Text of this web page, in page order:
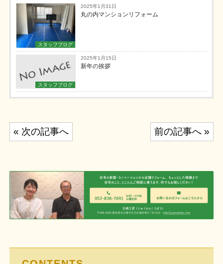
スタッフブログ
2025年1月31日
丸の内マンションリフォーム
スタッフブログ
2025年1月15日
新年の挨拶
投
稿
ビ
ゲ
ー
シ
前の記事へ »
« 次の記事へ